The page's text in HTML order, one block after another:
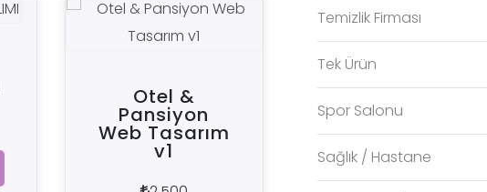
Web Tasarım
SÜRÜCÜ
KURSU V1
WEB YAZILIMI
Temizlik Firması
Tek Ürün
Spor Salonu
Sağlık / Hastane